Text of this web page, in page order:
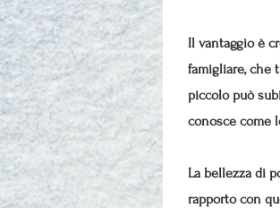
Il vantaggio è
famigliare, che
piccolo può
conosce come
La bellezza di
rapporto con